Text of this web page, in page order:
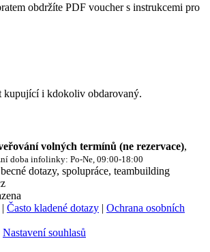
obdržíte PDF voucher s instrukcemi pro
kupující i kdokoliv obdarovaný.
volných termínů (ne rezervace),
doba infolinky: Po-Ne, 09:00-18:00
dotazy, spolupráce, teambuilding
| Často kladené dotazy | Ochrana osobních
Nastavení souhlasů